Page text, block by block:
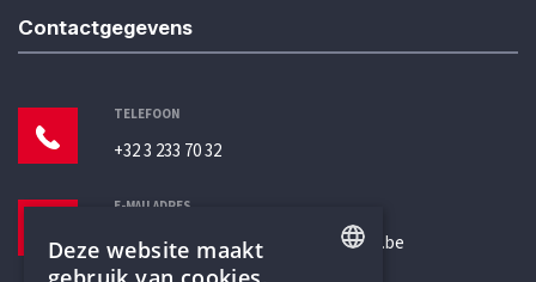
Contactgegevens
TELEFOON
+32 3 233 70 32
E-MAILADRES
secretariaat@humanistischverbond.be
Deze website maakt